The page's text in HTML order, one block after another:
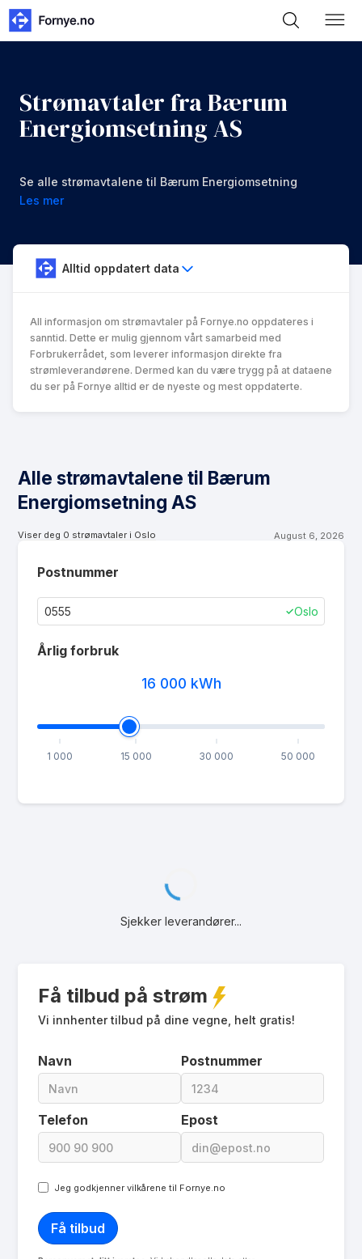
Strømavtaler fra Bærum
Energiomsetning AS
Se alle strømavtalene til Bærum Energiomsetning
AS og sammenlign dem mot andre strømavtaler
Les mer
Alltid oppdatert data
All informasjon om strømavtaler på Fornye.no oppdateres i
sanntid. Dette er mulig gjennom vårt samarbeid med
Forbrukerrådet, som leverer informasjon direkte fra
strømleverandørene. Dermed kan du være trygg på at dataene
du ser på Fornye alltid er de nyeste og mest oppdaterte.
Alle strømavtalene til Bærum
Energiomsetning AS
Viser deg 0 strømavtaler i Oslo August 6, 2026
Postnummer
✓Oslo
Årlig forbruk
16 000 kWh
1 000 15 000 30 000 50 000
Henter strømavtaler...
Få tilbud på strøm
Vi innhenter tilbud på dine vegne, helt gratis!
Navn Postnummer
Telefon Epost
Jeg godkjenner vilkårene til Fornye.no